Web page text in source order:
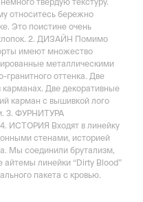
твердую текстуру.
относитесь бережно
Это поистине очень
2. ДИЗАЙН Помимо
имеют множество
металлическими
гранитного оттенка. Две
Две декоративные
карман с вышивкой лого
3. ФУРНИТУРА
4. ИСТОРИЯ Входят в линейку
стенами, историей
Мы соединили брутализм,
линейки “Dirty Blood”
пакета с кровью.